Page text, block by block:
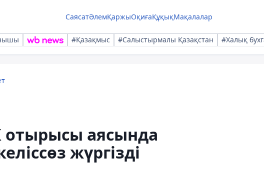
СаясатӘлемҚаржыОқиғаҚұқықМақалалар
#Қазақмыс #Салыстырмалы Қазақстан #Халық
аясында
жүргізді